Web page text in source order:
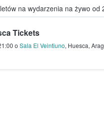
na wydarzenia na żywo od
w którym
Tickets
o Sala El Veintiuno, Huesca,